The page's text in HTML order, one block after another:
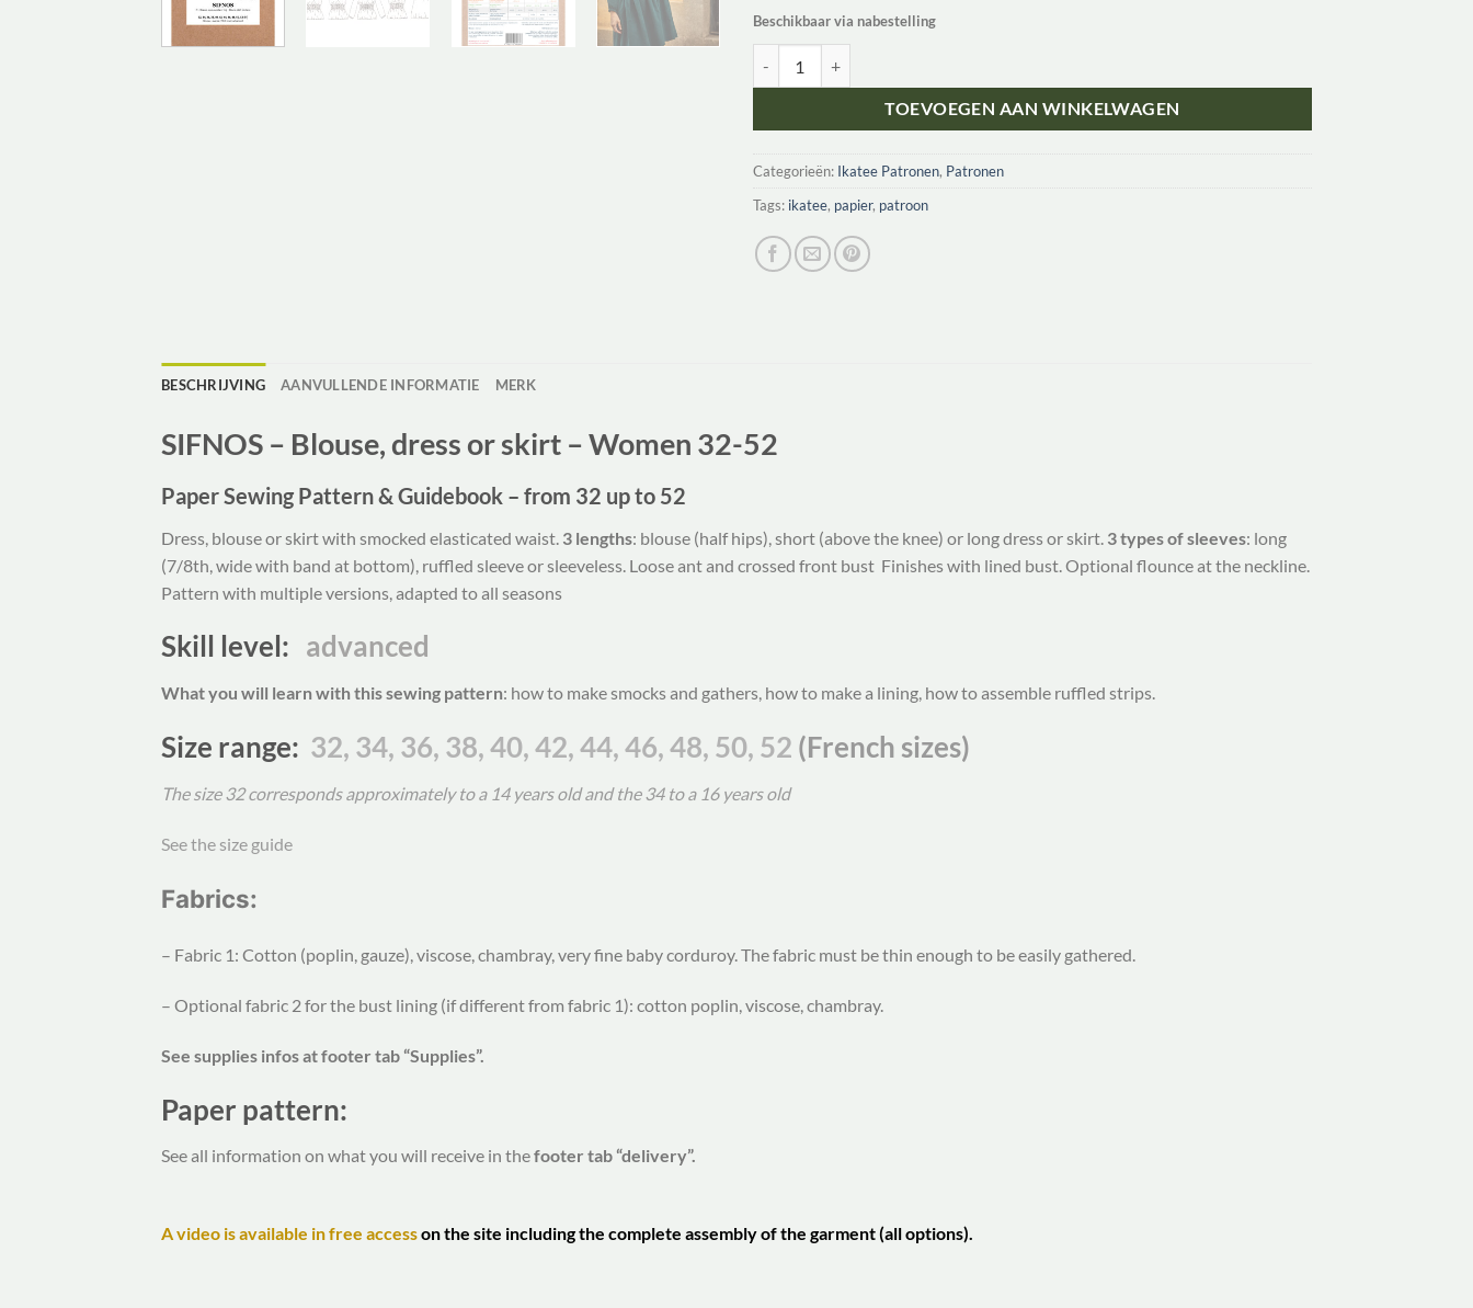
Beschikbaar via nabestelling
TOEVOEGEN AAN WINKELWAGEN
Categorieën: Ikatee Patronen, Patronen
Tags: ikatee, papier, patroon
BESCHRIJVING AANVULLENDE INFORMATIE MERK
SIFNOS – Blouse, dress or skirt – Women 32-52
Paper Sewing Pattern & Guidebook – from 32 up to 52
Dress, blouse or skirt with smocked elasticated waist. 3 lengths: blouse (half hips), short (above the knee) or long dress or skirt. 3 types of sleeves: long
(7/8th, wide with band at bottom), ruffled sleeve or sleeveless. Loose ant and crossed front bust Finishes with lined bust. Optional flounce at the neckline.
Pattern with multiple versions, adapted to all seasons
Skill level: advanced
What you will learn with this sewing pattern: how to make smocks and gathers, how to make a lining, how to assemble ruffled strips.
Size range: 32, 34, 36, 38, 40, 42, 44, 46, 48, 50, 52 (French sizes)
The size 32 corresponds approximately to a 14 years old and the 34 to a 16 years old
See the size guide
Fabrics:
– Fabric 1: Cotton (poplin, gauze), viscose, chambray, very fine baby corduroy. The fabric must be thin enough to be easily gathered.
– Optional fabric 2 for the bust lining (if different from fabric 1): cotton poplin, viscose, chambray.
See supplies infos at footer tab “Supplies”.
Paper pattern:
See all information on what you will receive in thefooter tab “delivery”.
A video is available in free accesson the site including the complete assembly of the garment (all options).